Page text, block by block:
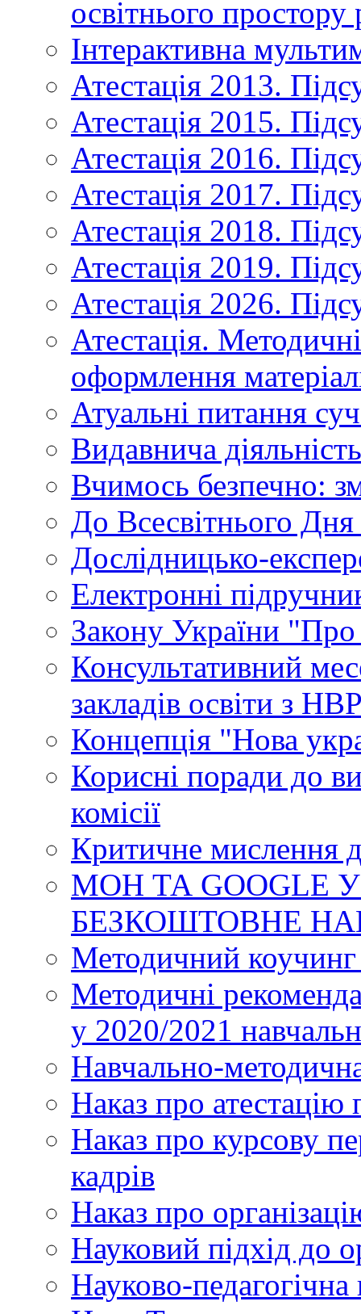
освітнього простору
Інтерактивна
Атестація 2013.
Атестація 2015.
Атестація 2016.
Атестація 2017.
Атестація 2018.
Атестація 2019.
Атестація 2026.
Атестація.
оформлення
Атуальні питання
Видавнича діяльність
Вчимось безпечно:
До Всесвітнього Дня
Дослідницько-
Електронні
Закону України "Про
Консультативний
закладів освіти з
Концепція "Нова
Корисні поради до
комісії
Критичне мислення
МОН ТА GOOGLE
БЕЗКОШТОВНЕ
Методичний
Методичні
у 2020/2021
Навчально-
Наказ про атестацію
Наказ про курсову
кадрів
Наказ про
Науковий підхід до
Науково-